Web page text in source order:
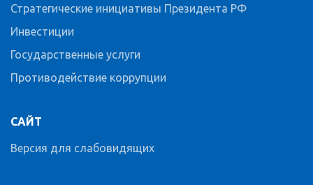
Стратегические инициативы Президента РФ
Инвестиции
Государственные услуги
Противодействие коррупции
САЙТ
Версия для слабовидящих